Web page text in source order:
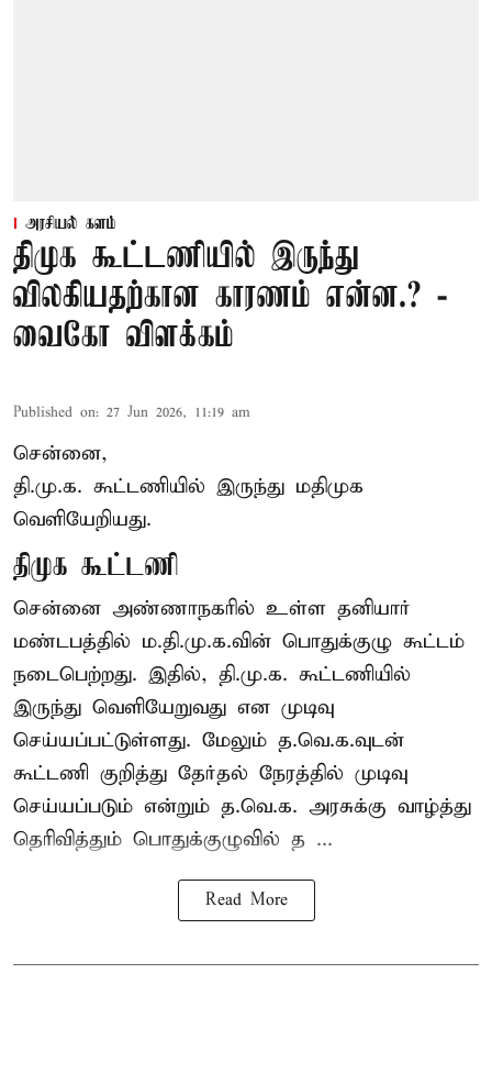
அரசியல் களம்
திமுக கூட்டணியில் இருந்து
விலகியதற்கான காரணம் என்ன.? -
வைகோ விளக்கம்
Published on: 27 Jun 2026, 11:19 am
சென்னை,
தி.மு.க. கூட்டணியில் இருந்து மதிமுக
வெளியேறியது.
திமுக கூட்டணி
சென்னை அண்ணாநகரில் உள்ள தனியார்
மண்டபத்தில் ம.தி.மு.க.வின் பொதுக்குழு கூட்டம்
நடைபெற்றது. இதில், தி.மு.க. கூட்டணியில்
இருந்து வெளியேறுவது என முடிவு
செய்யப்பட்டுள்ளது. மேலும் த.வெ.க.வுடன்
கூட்டணி குறித்து தேர்தல் நேரத்தில் முடிவு
செய்யப்படும் என்றும் த.வெ.க. அரசுக்கு வாழ்த்து
தெரிவித்தும் பொதுக்குழுவில் த ...
Read More